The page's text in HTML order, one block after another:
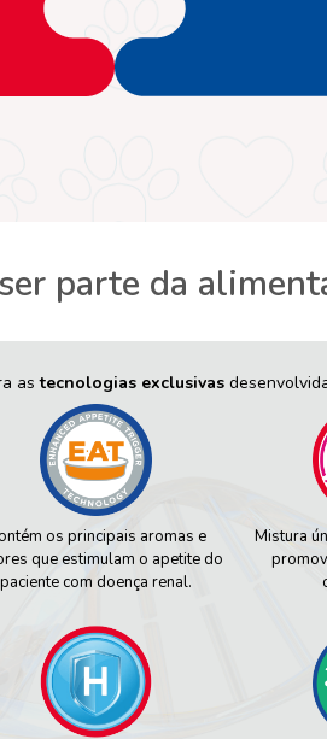
parte da
astecnologias exclusivas
os principais aromas e
que estimulam o apetite do
paciente com doença renal.
Mistura